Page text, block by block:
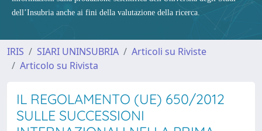
dell’Insubria anche ai fini della valutazione della ricerca.
IRIS SIARI UNINSUBRIA
Articoli su Riviste
Articolo su Rivista
IL REGOLAMENTO (UE) 650/2012
SULLE SUCCESSIONI